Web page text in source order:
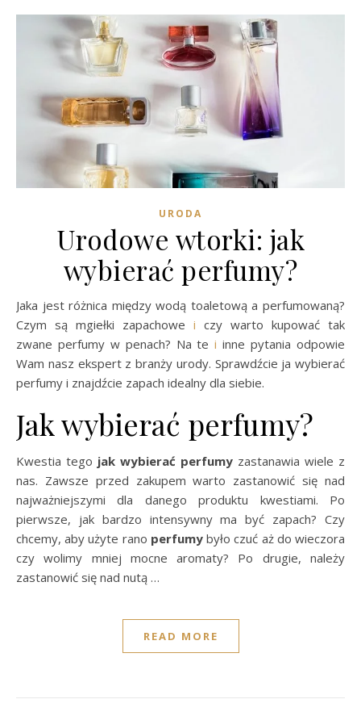
URODA
Urodowe wtorki: jak
wybierać perfumy?
Jaka jest różnica między wodą toaletową a perfumowaną?
Czym są mgiełki zapachowe i czy warto kupować tak
zwane perfumy w penach? Na tei inne pytania odpowie
Wam nasz ekspert z branży urody. Sprawdźcie ja wybierać
perfumy i znajdźcie zapach idealny dla siebie.
Jak wybierać perfumy?
Kwestia tego jak wybierać perfumy zastanawia wiele z
nas. Zawsze przed zakupem warto zastanowić się nad
najważniejszymi dla danego produktu kwestiami. Po
pierwsze, jak bardzo intensywny ma być zapach? Czy
chcemy, aby użyte rano perfumybyło czuć aż do wieczora
czy wolimy mniej mocne aromaty? Po drugie, należy
zastanowić się nad nutą …
READ MORE